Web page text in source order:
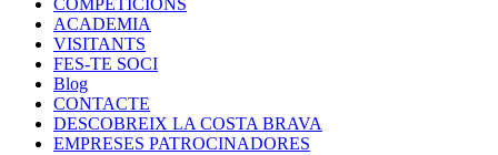
COMPETICIONS
ACADEMIA
VISITANTS
FES-TE SOCI
Blog
CONTACTE
DESCOBREIX LA COSTA BRAVA
EMPRESES PATROCINADORES